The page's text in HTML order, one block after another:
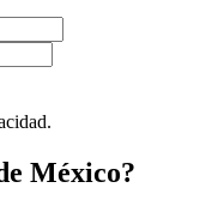
México?